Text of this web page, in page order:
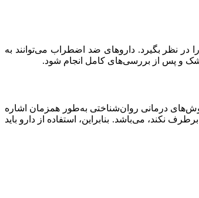
نظر بگیرد. داروهای ضد اضطراب می‌توانند به
و پس از بررسی‌های کامل انجام شود.
درمانی روان‌شناختی به‌طور همزمان اشاره
نکند، می‌باشد. بنابراین، استفاده از دارو باید